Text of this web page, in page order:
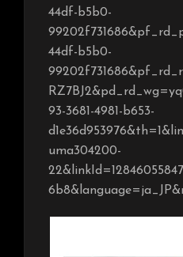
44df-b5b0-
44df-b5b0-
93-3681-4981-b653-
uma304200-